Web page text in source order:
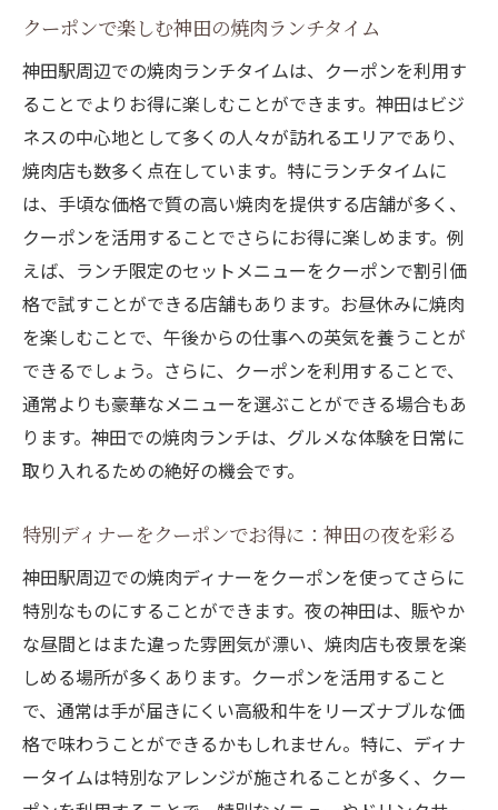
クーポンで楽しむ神田の焼肉とお酒の美味
神田の焼肉クーポンで特別な日にピッタリ
なプラン
焼肉クーポンで楽しむ神田の季節限定メニ
ュー
神田駅の焼肉店でデジタルクーポンを活用
しよう
神田駅周辺の焼肉店でクーポンを使って特別な
時間を楽しむ
神田の焼肉店で特別なイベントをクーポン
で楽しむ
クーポンを使って神田の焼肉ディナーをグ
レードアップ
でお得に
焼肉クーポンで神田の特別な夜を満喫する
方法
神田駅の焼肉店でクーポンを活用した記念
日プラン
クーポンを使った神田の焼肉店でのサプラ
イズ演出
神田駅の焼肉クーポンを駆使して極上の食事体
クーポンで楽しむ神田の焼肉ランチタイム
神田駅周辺での焼肉ランチタイムは、クーポンを利用す
ることでよりお得に楽しむことができます。神田はビジ
ネスの中心地として多くの人々が訪れるエリアであり、
焼肉店も数多く点在しています。特にランチタイムに
は、手頃な価格で質の高い焼肉を提供する店舗が多く、
クーポンを活用することでさらにお得に楽しめます。例
えば、ランチ限定のセットメニューをクーポンで割引価
格で試すことができる店舗もあります。お昼休みに焼肉
を楽しむことで、午後からの仕事への英気を養うことが
できるでしょう。さらに、クーポンを利用することで、
通常よりも豪華なメニューを選ぶことができる場合もあ
ります。神田での焼肉ランチは、グルメな体験を日常に
取り入れるための絶好の機会です。
特別ディナーをクーポンでお得に：神田の夜を彩る
神田駅周辺での焼肉ディナーをクーポンを使ってさらに
特別なものにすることができます。夜の神田は、賑やか
な昼間とはまた違った雰囲気が漂い、焼肉店も夜景を楽
しめる場所が多くあります。クーポンを活用すること
で、通常は手が届きにくい高級和牛をリーズナブルな価
格で味わうことができるかもしれません。特に、ディナ
ータイムは特別なアレンジが施されることが多く、クー